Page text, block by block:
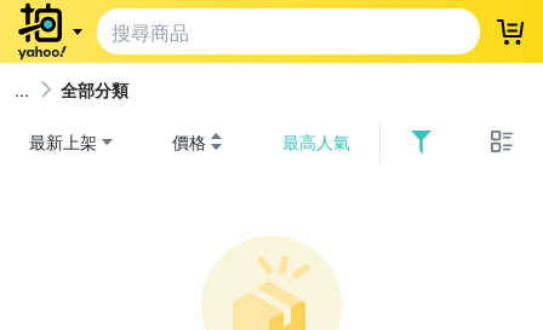
登
全部分類
最新上架 價格 最高人氣